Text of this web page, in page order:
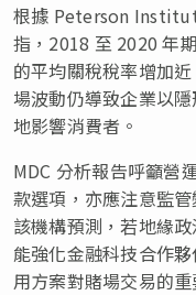
根據 Peterson
指，2018 至 2020 年
的平均關稅稅率增加
場波動仍導致企業以
地影響消費者。
MDC 分析報告呼籲營
款選項，亦應注意監
該機構預測，若地緣
能強化金融科技合作
用方案對賭場交易的重